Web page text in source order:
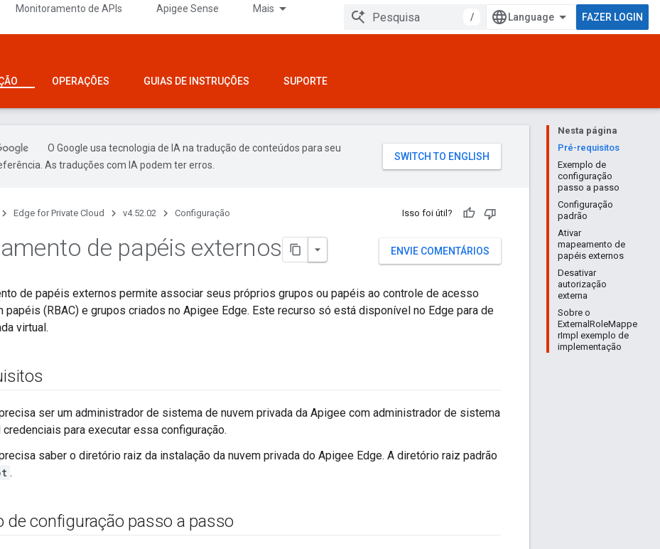
Monitoramento de APIs Apigee Sense Mais
/ FAZER LOGIN
OPERAÇÕES GUIAS DE INSTRUÇÕES SUPORTE
Nesta página
Pré-requisitos
Exemplo de
configuração
passo a passo
Configuração
padrão
Ativar
mapeamento de
papéis externos
Desativar
autorização
externa
Sobre o
ExternalRoleMappe
rImpl exemplo de
implementação
O Google usa tecnologia de IA na tradução de conteúdos para seu
As traduções com IA podem ter erros.
Edge for Private Cloud v4.52.02 Configuração Isso foi útil?
ENVIE COMENTÁRIOS
de papéis externos
de papéis externos permite associar seus próprios grupos ou papéis ao controle de acesso
papéis (RBAC) e grupos criados no Apigee Edge. Este recurso só está disponível no Edge para de
virtual.
ser um administrador de sistema de nuvem privada da Apigee com administrador de sistema
credenciais para executar essa configuração.
saber o diretório raiz da instalação da nuvem privada do Apigee Edge. A diretório raiz padrão
.
de configuração passo a passo